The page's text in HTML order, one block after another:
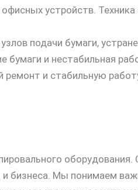
устройств.
подачи бумаги,
и нестабильная
и стабильную
бизнеса. Мы понимаем